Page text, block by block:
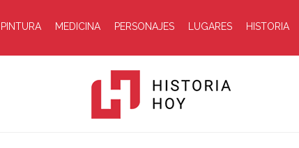
PINTURA MEDICINA PERSONAJES LUGARES HISTORIA